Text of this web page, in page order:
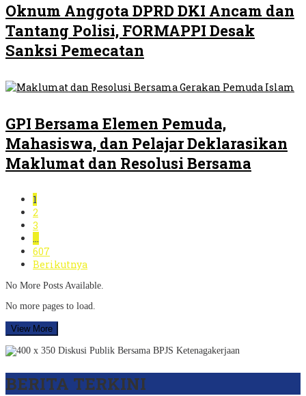
Oknum Anggota DPRD DKI Ancam dan
Tantang Polisi, FORMAPPI Desak
Sanksi Pemecatan
GPI Bersama Elemen Pemuda,
Mahasiswa, dan Pelajar Deklarasikan
Maklumat dan Resolusi Bersama
1
2
3
…
607
Berikutnya
No More Posts Available.
No more pages to load.
View More
BERITA TERKINI